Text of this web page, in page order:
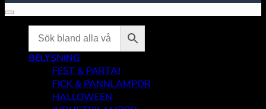
BELYSNING
FEST & PARTAJ
FICK & PANNLAMPOR
HALLOWEEN